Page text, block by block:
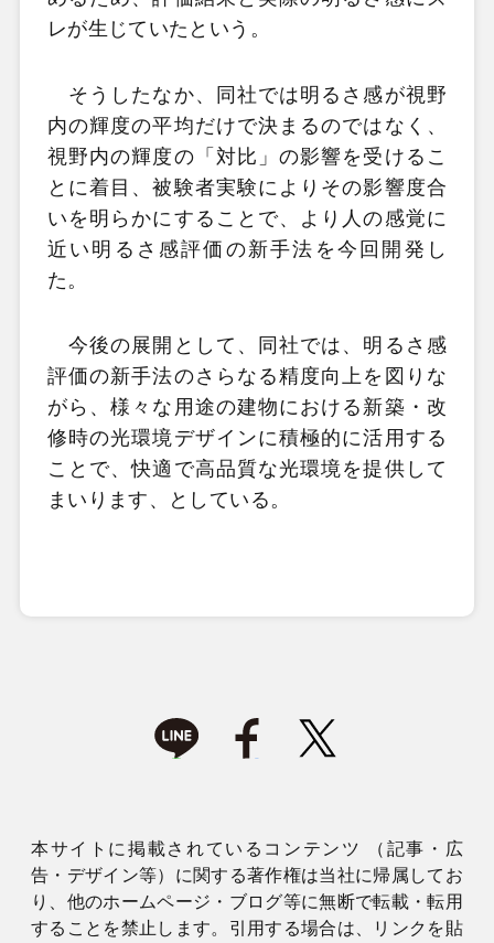
レが生じていたという。
そうしたなか、同社では明るさ感が視野
内の輝度の平均だけで決まるのではなく、
視野内の輝度の「対比」の影響を受けるこ
とに着目、被験者実験によりその影響度合
いを明らかにすることで、より人の感覚に
近い明るさ感評価の新手法を今回開発し
た。
今後の展開として、同社では、明るさ感
評価の新手法のさらなる精度向上を図りな
がら、様々な用途の建物における新築・改
修時の光環境デザインに積極的に活用する
ことで、快適で高品質な光環境を提供して
まいります、としている。
本サイトに掲載されているコンテンツ （記事・広
告・デザイン等）に関する著作権は当社に帰属してお
り、他のホームページ・ブログ等に無断で転載・転用
することを禁止します。引用する場合は、リンクを貼